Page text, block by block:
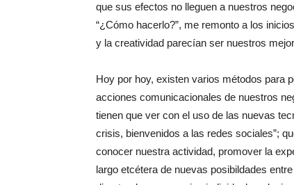
que sus efectos no lleguen a nuestros
“¿Cómo hacerlo?”, me remonto a los
y la creatividad parecían ser nuestros
Hoy por hoy, existen varios métodos para
acciones comunicacionales de nuestros
tienen que ver con el uso de las nuevas
crisis, bienvenidos a las redes sociales”;
conocer nuestra actividad, promover la
largo etcétera de nuevas posibildades